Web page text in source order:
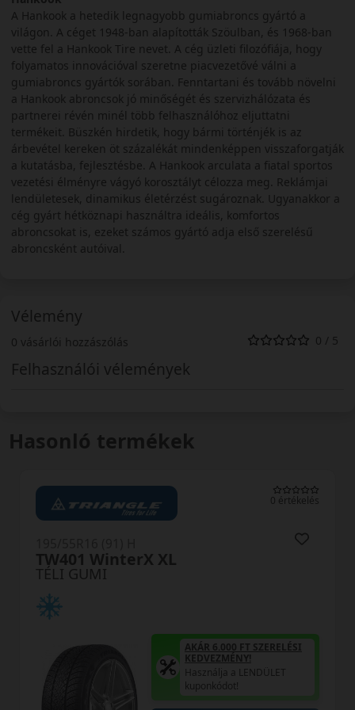
A Hankook a hetedik legnagyobb gumiabroncs gyártó a
világon. A céget 1948-ban alapították Szöulban, és 1968-ban
vette fel a Hankook Tire nevet. A cég üzleti filozófiája, hogy
folyamatos innovációval szeretne piacvezetővé válni a
gumiabroncs gyártók sorában. Fenntartani és tovább növelni
a Hankook abroncsok jó minőségét és szervizhálózata és
partnerei révén minél több felhasználóhoz eljuttatni
termékeit. Büszkén hirdetik, hogy bármi történjék is az
árbevétel kereken öt százalékát mindenképpen visszaforgatják
a kutatásba, fejlesztésbe. A Hankook arculata a fiatal sportos
vezetési élményre vágyó korosztályt célozza meg. Reklámjai
lendületesek, dinamikus életérzést sugároznak. Ugyanakkor a
cég gyárt hétköznapi használtra ideális, komfortos
abroncsokat is, ezeket számos gyártó adja első szerelésű
abroncsként autóival.
Vélemény
0 vásárlói hozzászólás 0 / 5
Felhasználói vélemények
Hasonló termékek
0 értékelés
TÉLI GUMI
NW211